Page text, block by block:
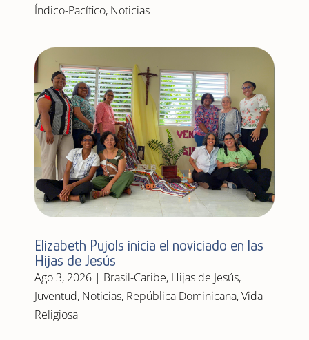
Índico-Pacífico, Noticias
Elizabeth Pujols inicia el noviciado en las
Hijas de Jesús
Ago 3, 2026| Brasil-Caribe, Hijas de Jesús,
Juventud, Noticias, República Dominicana,Vida
Religiosa